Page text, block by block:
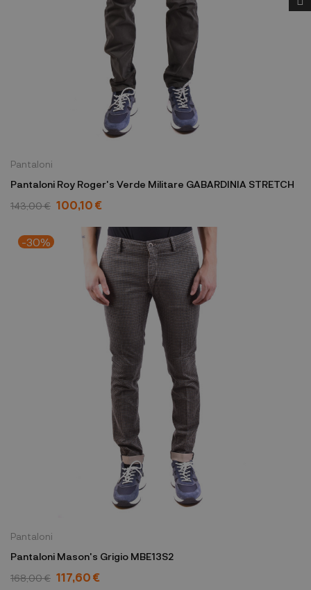
Pantaloni
Pantaloni Roy Roger's Verde Militare GABARDINIA STRETCH
143,00 € 100,10 €
-30%
Pantaloni
Pantaloni Mason's Grigio MBE13S2
168,00 € 117,60 €